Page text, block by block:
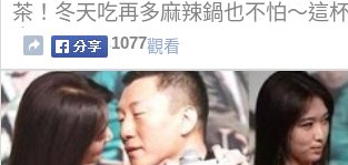
茶！冬天吃再多麻辣鍋也不怕～這
光！！
1077觀看